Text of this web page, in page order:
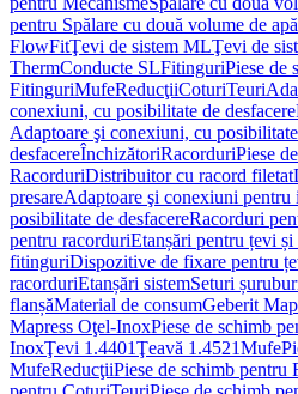
pentru Spălare cu două volume de apă
FlowFitŢevi de sistem MLŢevi de
ThermConducte SLFitinguriPiese de
FitinguriMufeReducţiiCoturiTeuri
conexiuni, cu posibilitate de desfacere
Adaptoare şi conexiuni, cu
desfacereÎnchizătoriRacorduriPiese
RacorduriDistribuitor cu racord filetat
presareAdaptoare şi conexiuni pentru
posibilitate de desfacereRacorduri
pentru racorduriEtanșări pentru țevi
fitinguriDispozitive de fixare pentru
racorduriEtanșări sistemSeturi
flanșăMaterial de consumGeberit
Mapress Oţel-InoxPiese de schimb
InoxŢevi 1.4401Ţeavă 1.4521Mufe
MufeReducţiiPiese de schimb pentru